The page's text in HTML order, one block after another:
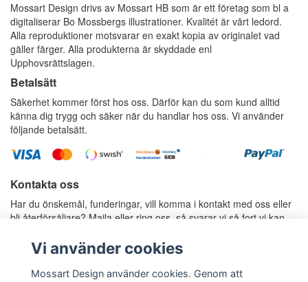
Mossart Design drivs av Mossart HB som är ett företag som bl a
digitaliserar Bo Mossbergs illustrationer. Kvalitét är vårt ledord.
Alla reproduktioner motsvarar en exakt kopia av originalet vad
gäller färger. Alla produkterna är skyddade enl
Upphovsrättslagen.
Betalsätt
Säkerhet kommer först hos oss. Därför kan du som kund alltid
känna dig trygg och säker när du handlar hos oss. Vi använder
följande betalsätt.
Kontakta oss
Har du önskemål, funderingar, vill komma i kontakt med oss eller
bli återförsäljare? Maila eller ring oss, så svarar vi så fort vi kan.
Telefon: 070-787 37 36, Anders Mossberg
Telefon: 070-424 80 77, Rosie Mossberg
Vi använder cookies
Mossart Design använder cookies. Genom att